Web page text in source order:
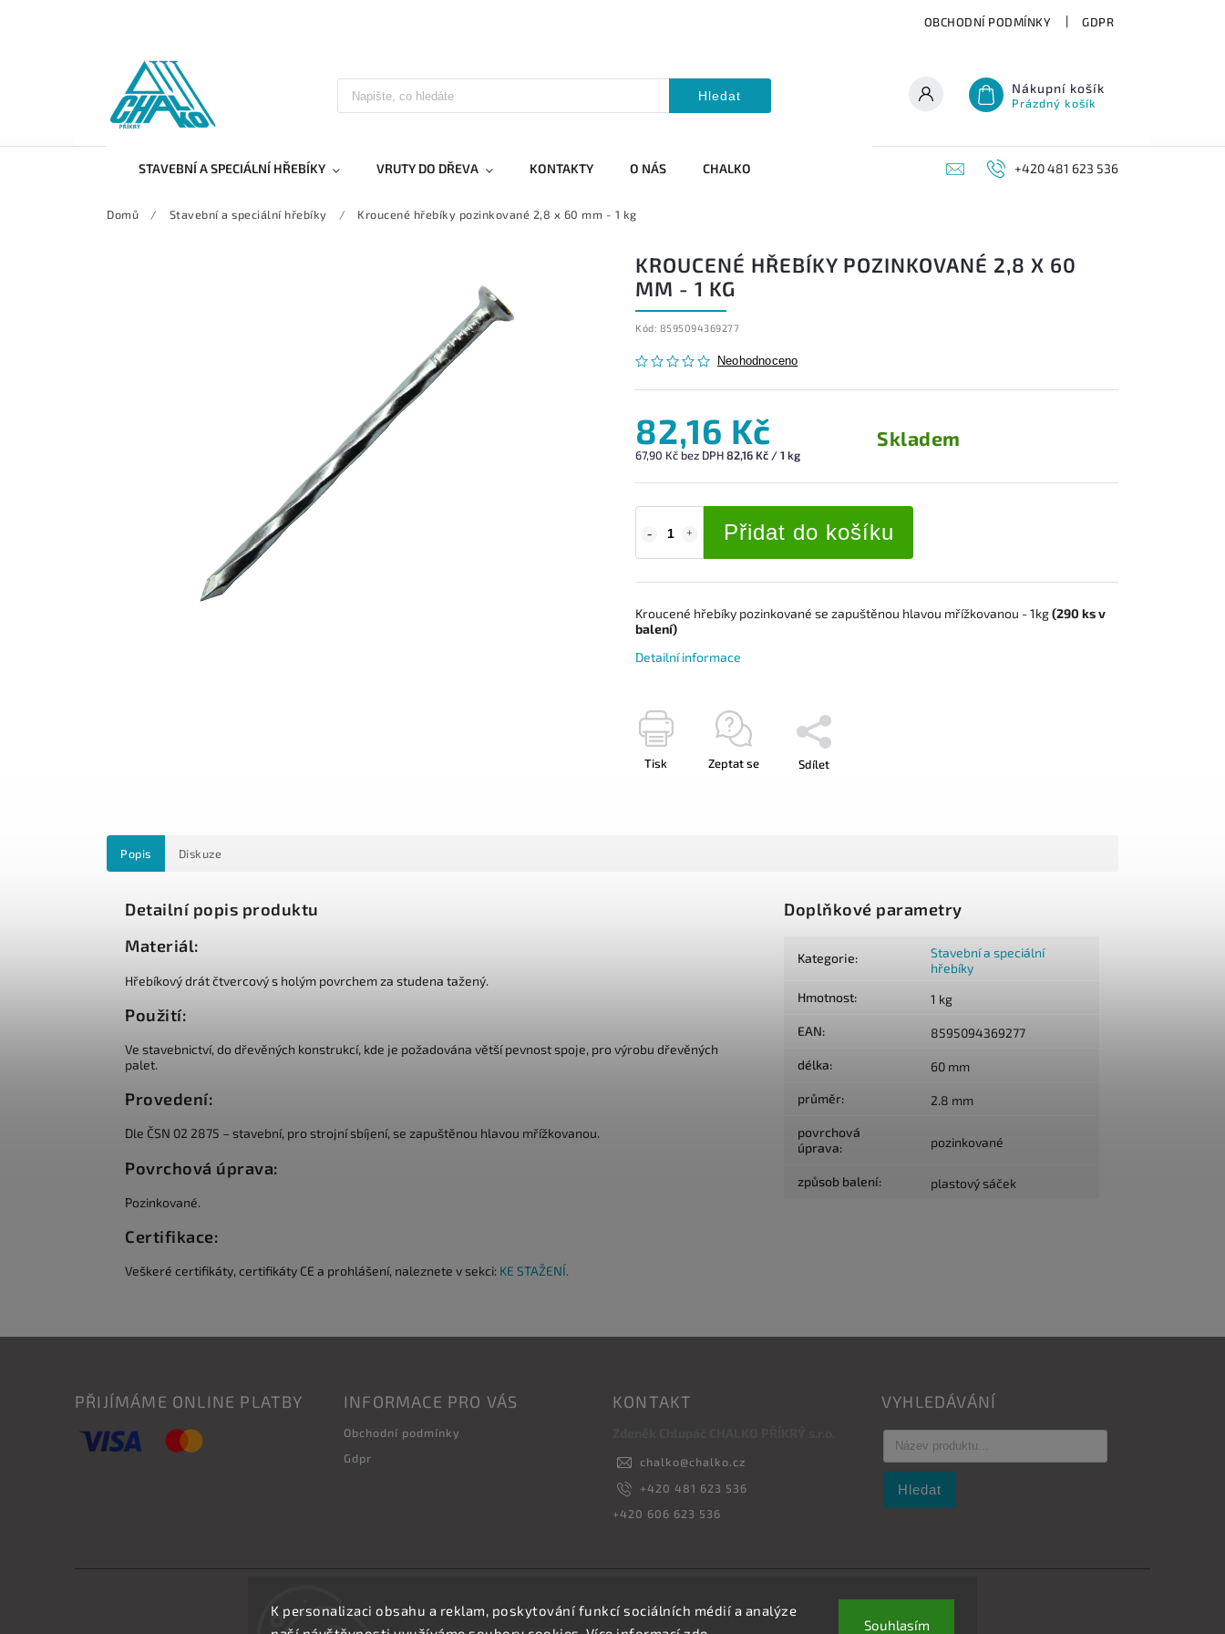
K personalizaci obsahu a reklam, poskytování funkcí sociálních médií a analýze
Souhlasím
OBCHODNÍ PODMÍNKY GDPR
Hledat Nákupní košík
Prázdný košík
STAVEBNÍ A SPECIÁLNÍ HŘEBÍKY VRUTY DO DŘEVA KONTAKTY O NÁS CHALKO +420 481 623 536
Domů / Stavební a speciální hřebíky / Kroucené hřebíky pozinkované 2,8 x 60 mm - 1 kg
KROUCENÉ HŘEBÍKY POZINKOVANÉ 2,8 X 60
MM - 1 KG
Kód: 8595094369277
Neohodnoceno
82,16 Kč
67,90 Kč bez DPH82,16 Kč / 1 kg
Skladem
Přidat do košíku
Kroucené hřebíky pozinkované se zapuštěnou hlavou mřížkovanou - 1kg(290ks v
balení)
Detailní informace
Tisk Zeptat se Sdílet
Popis Diskuze
Detailní popis produktu
Materiál:
Hřebíkový drát čtvercový s holým povrchem za studena tažený.
Použití:
Ve stavebnictví, do dřevěných konstrukcí, kde je požadována větší pevnost spoje, pro výrobu dřevěných
palet.
Provedení:
Dle ČSN 02 2875 – stavební, pro strojní sbíjení, se zapuštěnou hlavou mřížkovanou.
Povrchová úprava:
Pozinkované.
Certifikace:
Veškeré certifikáty, certifikáty CE a prohlášení, naleznete v sekci: KE STAŽENÍ.
Doplňkové parametry
Kategorie:
Stavební a speciální
hřebíky
Hmotnost: 1 kg
EAN: 8595094369277
délka: 60 mm
průměr: 2.8 mm
povrchová
úprava: pozinkované
způsob balení: plastový sáček
PŘIJÍMÁME ONLINE PLATBY INFORMACE PRO VÁS
Obchodní podmínky
Gdpr
KONTAKT
chalko@chalko.cz
+420 481 623 536
+420 606 623 536
VYHLEDÁVÁNÍ
Hledat
Copyright 2026Vyrábíme hřebíky . Všechna práva vyhrazena.
Upravit nastavení cookies